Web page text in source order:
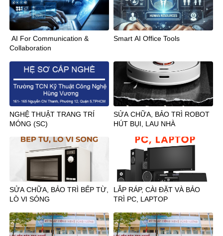
AI For Communication &
Collaboration
Smart AI Office Tools
NGHỆ THUẬT TRANG TRÍ
MÓNG (SC)
SỬA CHỮA, BẢO TRÌ ROBOT
HÚT BỤI, LAU NHÀ
SỬA CHỮA, BẢO TRÌ BẾP TỪ,
LÒ VI SÓNG
LẮP RÁP, CÀI ĐẶT VÀ BẢO
TRÌ PC, LAPTOP